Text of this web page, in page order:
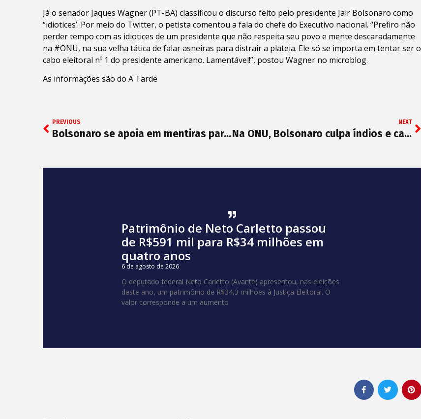
Já o senador Jaques Wagner (PT-BA) classificou o discurso feito pelo presidente Jair Bolsonaro como
“idiotices’. Por meio do Twitter, o petista comentou a fala do chefe do Executivo nacional. “Prefiro não
perder tempo com as idiotices de um presidente que não respeita seu povo e mente descaradamente
na #ONU, na sua velha tática de falar asneiras para distrair a plateia. Ele só se importa em tentar ser o
cabo eleitoral nº 1 do presidente americano. Lamentável!”, postou Wagner no microblog.
As informações são do A Tarde
PREVIOUS
Bolsonaro se apoia em mentiras para citar “desinformação sobre queimadas”
NEXT
Na ONU, Bolsonaro culpa índios e caboclos pelos incêndios florestais
Patrimônio de Neto Carletto passou
de R$591 mil para R$34 milhões em
quatro anos
6 de agosto de 2026
O deputado federal Neto Carletto (Avante) apresentou, nas eleições
deste ano, um patrimônio de R$34,3 milhões à Justiça Eleitoral. O
valor corresponde a um aumento